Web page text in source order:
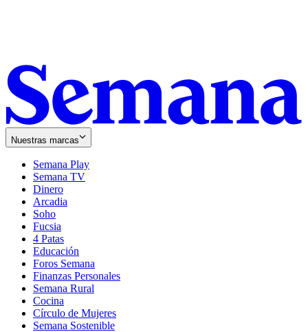
Nuestras marcas
Semana Play
Semana TV
Dinero
Arcadia
Soho
in
new
window
Fucsia
in
new
window
4 Patas
Educación
Foros Semana
Finanzas Personales
Semana Rural
Cocina
Círculo de Mujeres
Semana Sostenible